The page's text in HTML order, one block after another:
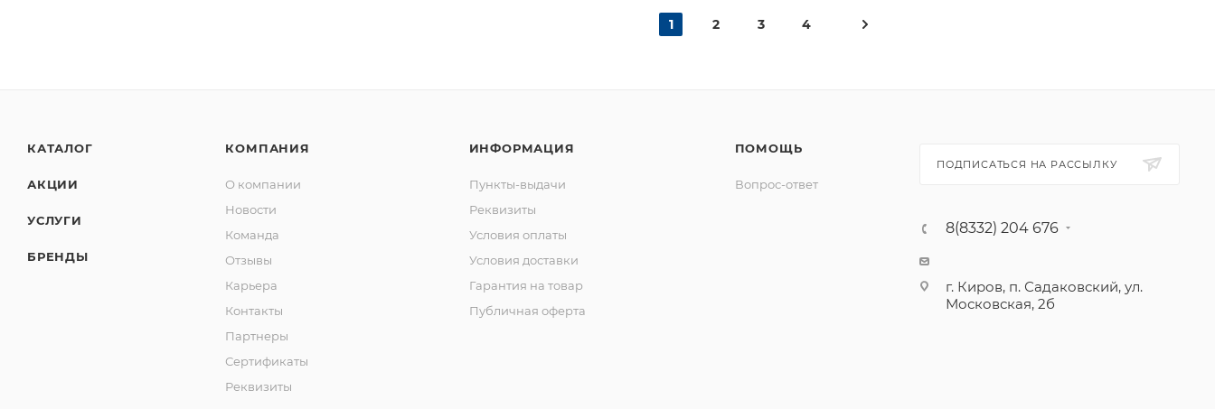
1 2 3 4
КАТАЛОГ
АКЦИИ
УСЛУГИ
БРЕНДЫ
КОМПАНИЯ
О компании
Новости
Команда
Отзывы
Карьера
Контакты
Партнеры
Сертификаты
Реквизиты
ИНФОРМАЦИЯ
Пункты-выдачи
Реквизиты
Условия оплаты
Условия доставки
Гарантия на товар
Публичная оферта
ПОМОЩЬ
Вопрос-ответ
ПОДПИСАТЬСЯ НА РАССЫЛКУ
8(8332) 204 676
г. Киров, п. Садаковский, ул.
Московская, 2б